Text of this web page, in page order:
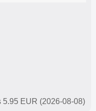
5.95 EUR (2026-08-08)